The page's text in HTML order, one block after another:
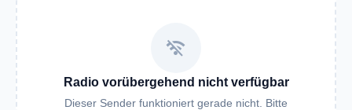
wifi_off
Radio vorübergehend nicht verfügbar
Dieser Sender funktioniert gerade nicht. Bitte